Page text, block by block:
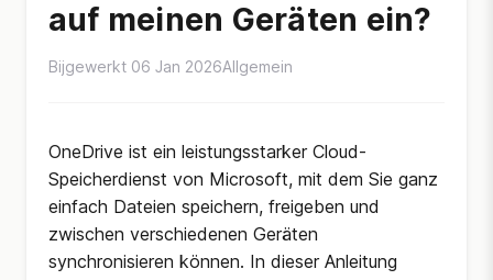
auf meinen Geräten ein?
Bijgewerkt 06 Jan 2026Allgemein
OneDrive ist ein leistungsstarker Cloud-
Speicherdienst von Microsoft, mit dem Sie ganz
einfach Dateien speichern, freigeben und
zwischen verschiedenen Geräten
synchronisieren können. In dieser Anleitung